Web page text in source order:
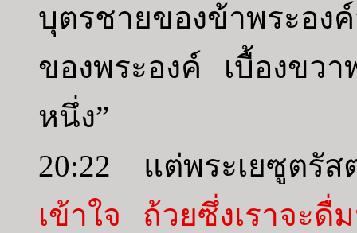
บุตรชายของข้าพระอง
ของพระองค์ เบื้องขว
หนึ่ง”
20:22 แต่พระเยซูตรั
เข้าใจ ถ้วยซึ่งเราจะ